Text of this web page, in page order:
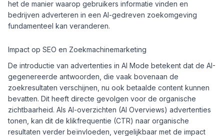
het de manier waarop gebruikers informatie vinden en
bedrijven adverteren in een AI-gedreven zoekomgeving
fundamenteel kan veranderen.
Impact op SEO en Zoekmachinemarketing
De introductie van advertenties in AI Mode betekent dat de AI-
gegenereerde antwoorden, die vaak bovenaan de
zoekresultaten verschijnen, nu ook betaalde content kunnen
bevatten. Dit heeft directe gevolgen voor de organische
zichtbaarheid. Als AI-overzichten (AI Overviews) advertenties
tonen, kan dit de klikfrequentie (CTR) naar organische
resultaten verder beïnvloeden, vergelijkbaar met de impact